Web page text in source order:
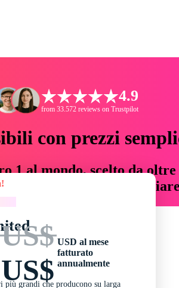
4.9
from 33.572 reviews on Trustpilot
con prezzi
1 al mondo, scelto da
che fanno
USD al mese
fatturato
annualmente
più grandi che producono su larga